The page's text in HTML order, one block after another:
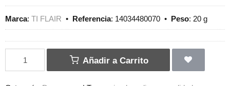
Marca: TI FLAIR • Referencia: 14034480070 • Peso: 20 g
Añadir a Carrito